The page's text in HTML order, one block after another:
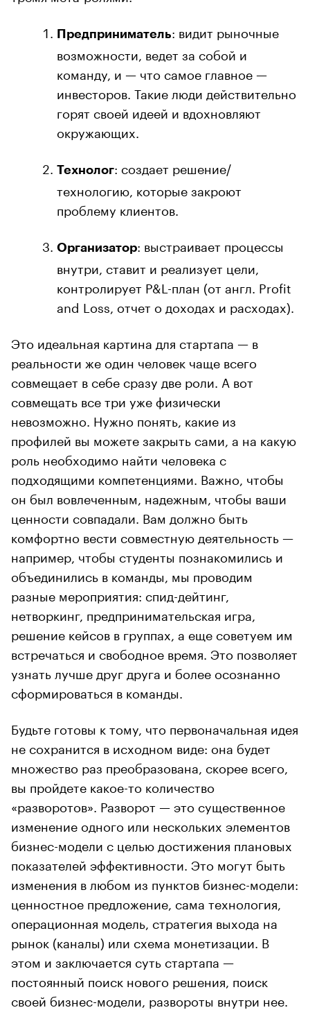
Предприниматель: видит рыночные
возможности, ведет за собой и
команду, и — что самое главное —
инвесторов. Такие люди действительно
горят своей идеей и вдохновляют
окружающих.
Технолог: создает решение/
технологию, которые закроют
проблему клиентов.
Организатор: выстраивает процессы
внутри, ставит и реализует цели,
контролирует P&L-план (от англ. Profit
and Loss, отчет о доходах и расходах).
Это идеальная картина для стартапа — в
реальности же один человек чаще всего
совмещает в себе сразу две роли. А вот
совмещать все три уже физически
невозможно. Нужно понять, какие из
профилей вы можете закрыть сами, а на какую
роль необходимо найти человека с
подходящими компетенциями. Важно, чтобы
он был вовлеченным, надежным, чтобы ваши
ценности совпадали. Вам должно быть
комфортно вести совместную деятельность —
например, чтобы студенты познакомились и
объединились в команды, мы проводим
разные мероприятия: спид-дейтинг,
нетворкинг, предпринимательская игра,
решение кейсов в группах, а еще советуем им
встречаться и свободное время. Это позволяет
узнать лучше друг друга и более осознанно
сформироваться в команды.
Будьте готовы к тому, что первоначальная идея
не сохранится в исходном виде: она будет
множество раз преобразована, скорее всего,
вы пройдете какое-то количество
«разворотов». Разворот — это существенное
изменение одного или нескольких элементов
бизнес-модели с целью достижения плановых
показателей эффективности. Это могут быть
изменения в любом из пунктов бизнес-модели:
ценностное предложение, сама технология,
операционная модель, стратегия выхода на
рынок (каналы) или схема монетизации. В
этом и заключается суть стартапа —
постоянный поиск нового решения, поиск
своей бизнес-модели, развороты внутри нее.